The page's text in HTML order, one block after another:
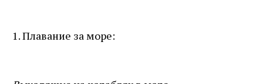
1. Плавание за море: